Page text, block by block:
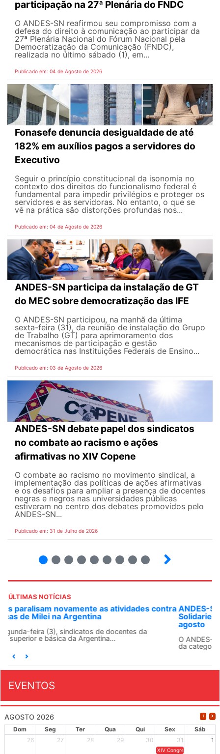
participação na 27ª Plenária do FNDC
O ANDES-SN reafirmou seu compromisso com a
defesa do direito à comunicação ao participar da
27ª Plenária Nacional do Fórum Nacional pela
Democratização da Comunicação (FNDC),
realizada no último sábado (1), em...
Publicado em: 04 de Agosto de 2026
Fonasefe denuncia desigualdade de até
182% em auxílios pagos a servidores do
Executivo
Seguir o princípio constitucional da isonomia no
contexto dos direitos do funcionalismo federal é
fundamental para impedir privilégios e proteger os
servidores e as servidoras. No entanto, o que se
vê na prática são distorções profundas nos...
Publicado em: 04 de Agosto de 2026
ANDES-SN participa da instalação de GT
do MEC sobre democratização das IFE
O ANDES-SN participou, na manhã da última
sexta-feira (31), da reunião de instalação do Grupo
de Trabalho (GT) para aprimoramento dos
mecanismos de participação e gestão
democrática nas Instituições Federais de Ensino...
Publicado em: 03 de Agosto de 2026
ANDES-SN debate papel dos sindicatos
no combate ao racismo e ações
afirmativas no XIV Copene
O combate ao racismo no movimento sindical, a
implementação das políticas de ações afirmativas
e os desafios para ampliar a presença de docentes
negras e negros nas universidades públicas
estiveram no centro dos debates promovidos pelo
ANDES-SN...
Publicado em: 31 de Julho de 2026
ÚLTIMAS NOTÍCIAS
ANDES-SN convoca docentes para Dia de
Solidariedade Internacionalista com Cuba em 13 de
O ANDES-SN conclama suas seções sindicais e o conjunto
EVENTOS
AGOSTO 2026
Dom Seg Ter Qua Qui Sex
Sáb
26
27 28 29 30 31 1
XIV Congresso Brasileiro